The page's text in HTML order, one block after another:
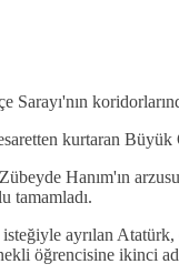
kurtaran
Hanım'ın
tamamladı.
ayrılan
öğrencisine ikinci